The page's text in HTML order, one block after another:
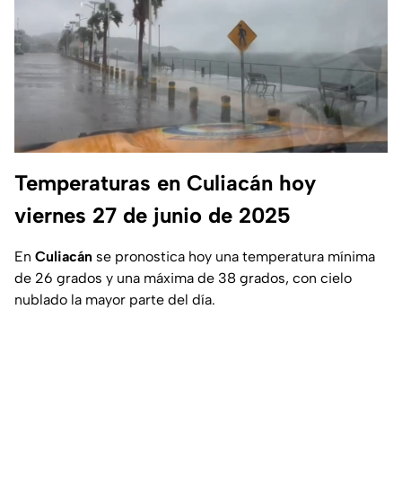
Temperaturas en Culiacán hoy
viernes 27 de junio de 2025
En Culiacán se pronostica hoy una temperatura mínima
de 26 grados y una máxima de 38 grados, con cielo
nublado la mayor parte del día.